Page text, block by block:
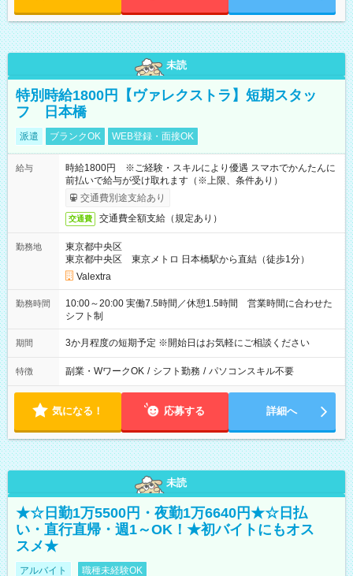
未読
特別時給1800円【ヴァレクストラ】短期スタッ
フ 日本橋
派遣 ブランクOK WEB登録・面接OK
給与
時給1800円 ※ご経験・スキルにより優遇 スマホでかんたんに
前払いで給与が受け取れます（※上限、条件あり）
交通費別途支給あり
交通費 交通費全額支給（規定あり）
勤務地
東京都中央区
東京都中央区 東京メトロ 日本橋駅から直結（徒歩1分）
Valextra
勤務時間
10:00～20:00 実働7.5時間／休憩1.5時間 営業時間に合わせた
シフト制
期間 3か月程度の短期予定 ※開始日はお気軽にご相談ください
特徴 副業・WワークOK / シフト勤務 / パソコンスキル不要
気になる！ 応募する 詳細へ
未読
★☆日勤1万5500円・夜勤1万6640円★☆日払
い・直行直帰・週1～OK！★初バイトにもオス
スメ★
アルバイト 職種未経験OK